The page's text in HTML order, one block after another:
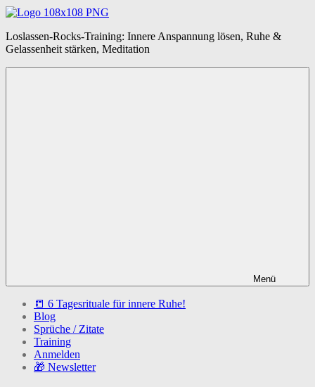
Zum
springen
Loslassen-
Rocks-
Loslassen-Rocks-Training: Innere Anspannung lösen, Ruhe &
Gelassenheit stärken, Meditation
Menü
📒 6 Tagesrituale für innere Ruhe!
Blog
Sprüche / Zitate
Training
Anmelden
🎁 Newsletter